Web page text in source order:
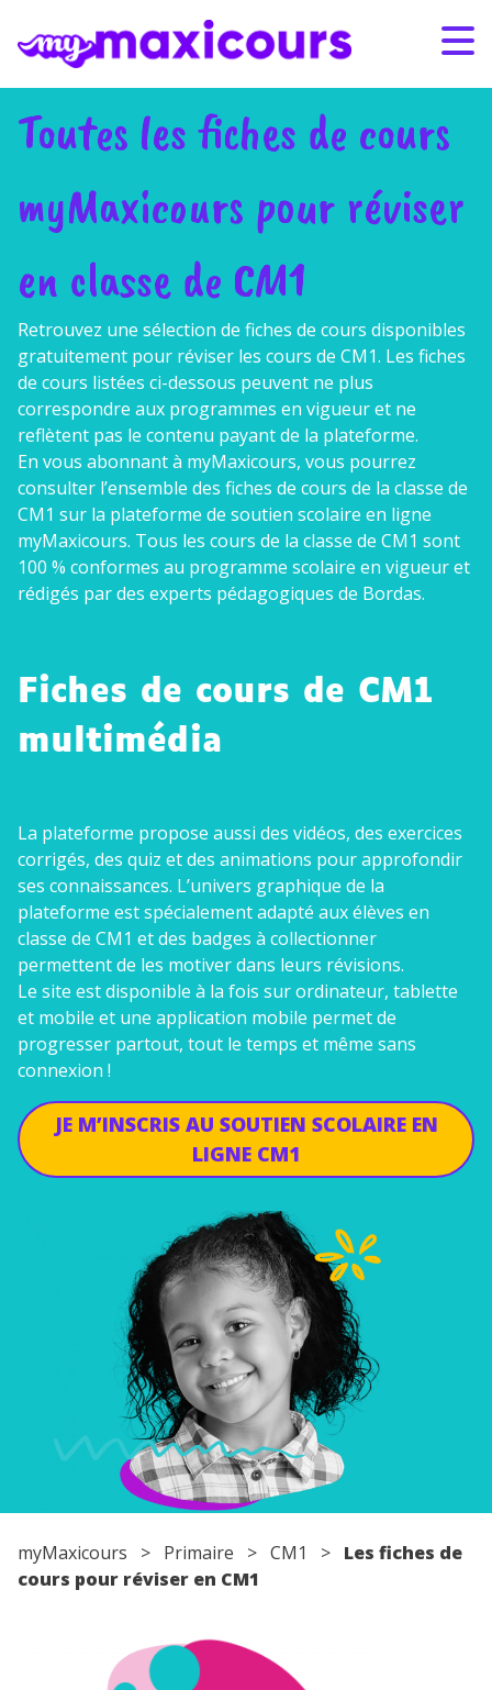
Bonnes vacances et bel été
! Nos contenus de révision
restent accessibles tout l’été pour préparer sereinement la
Bonnes vacances et bel été
! Nos contenus de révision
restent accessibles tout l’été pour préparer sereinement la
01 49 08 38 00
Par classe
Par matière
Nos offres
Qui sommes-nous ?
Conseils pour les parents
Toutes les fiches de cours
myMaxicours pour réviser
en classe de CM1
Retrouvez une sélection de fiches de cours disponibles
gratuitement pour réviser les cours de CM1. Les fiches
de cours listées ci-dessous peuvent ne plus
correspondre aux programmes en vigueur et ne
reflètent pas le contenu payant de la plateforme.
En vous abonnant à myMaxicours, vous pourrez
consulter l’ensemble des fiches de cours de la classe de
CM1 sur la plateforme de soutien scolaire en ligne
myMaxicours. Tous les cours de la classe de CM1 sont
100 % conformes au programme scolaire en vigueur et
rédigés par des experts pédagogiques de Bordas.
Fiches de cours de CM1
multimédia
La plateforme propose aussi des vidéos, des exercices
corrigés, des quiz et des animations pour approfondir
ses connaissances. L’univers graphique de la
plateforme est spécialement adapté aux élèves en
classe de CM1 et des badges à collectionner
permettent de les motiver dans leurs révisions.
Le site est disponible à la fois sur ordinateur, tablette
et mobile et une application mobile permet de
progresser partout, tout le temps et même sans
connexion !
JE M’INSCRIS AU SOUTIEN SCOLAIRE EN
LIGNE CM1
myMaxicours > Primaire > CM1 > Les fiches de
cours pour réviser en CM1